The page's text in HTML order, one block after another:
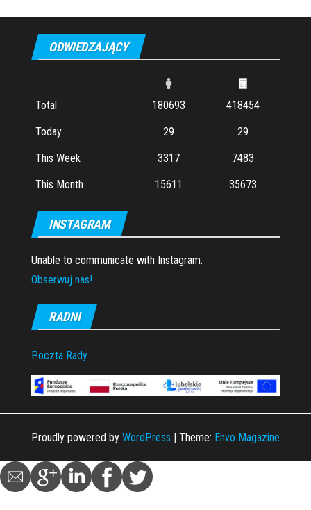
ODWIEDZAJĄCY
Total 180693
418454
Today
29
29
This Week
3317
7483
This Month
15611 35673
INSTAGRAM
Unable to communicate with Instagram.
Obserwuj nas!
RADNI
Poczta Rady
Proudly powered by WordPress | Theme: Envo Magazine